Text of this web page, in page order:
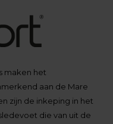
maken het
aan de Mare
zijn de inkeping in het
die van uit de